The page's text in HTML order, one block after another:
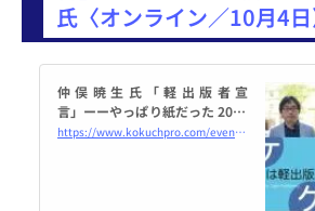
氏〈オンライン／10月4日
仲俣暁生氏「軽出版者宣
言」ーーやっぱり紙だった 2024
年10月4日（オンライン・Zoo
https://www.kokuchpro.com/event/20241011/